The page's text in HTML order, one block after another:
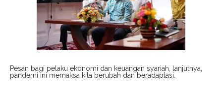
Pesan bagi pelaku ekonomi dan keuangan syariah, lanjutnya,
pandemi ini memaksa kita berubah dan beradaptasi.